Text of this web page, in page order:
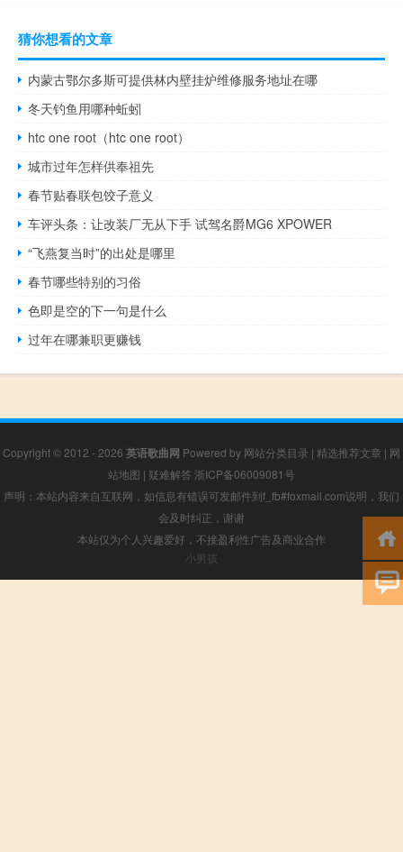
猜你想看的文章
内蒙古鄂尔多斯可提供林内壁挂炉维修服务地址在哪
冬天钓鱼用哪种蚯蚓
htc one root（htc one root）
城市过年怎样供奉祖先
春节贴春联包饺子意义
车评头条：让改装厂无从下手 试驾名爵MG6 XPOWER
“飞燕复当时”的出处是哪里
春节哪些特别的习俗
色即是空的下一句是什么
过年在哪兼职更赚钱
Copyright © 2012 - 2026 英语歌曲网 Powered by 网站分类目录 | 精选推荐文章 | 网
站地图 | 疑难解答 浙ICP备06009081号
声明：本站内容来自互联网，如信息有错误可发邮件到f_fb#foxmail.com说明，我们
会及时纠正，谢谢
本站仅为个人兴趣爱好，不接盈利性广告及商业合作
小男孩